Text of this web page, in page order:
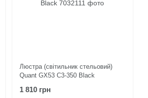
Люстра (світильник стельовий)
Quant GX53 C3-350 Black
1 810 грн